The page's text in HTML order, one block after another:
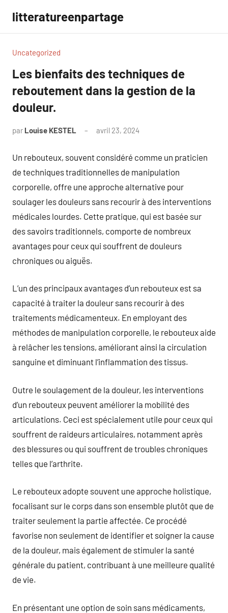
contenu
litteratureenpartage
Uncategorized
Les bienfaits des techniques de
reboutement dans la gestion de la
douleur.
par Louise KESTEL avril 23, 2024
Un rebouteux, souvent considéré comme un praticien
de techniques traditionnelles de manipulation
corporelle, offre une approche alternative pour
soulager les douleurs sans recourir à des interventions
médicales lourdes. Cette pratique, qui est basée sur
des savoirs traditionnels, comporte de nombreux
avantages pour ceux qui souffrent de douleurs
chroniques ou aiguës.
L’un des principaux avantages d’un rebouteux est sa
capacité à traiter la douleur sans recourir à des
traitements médicamenteux. En employant des
méthodes de manipulation corporelle, le rebouteux aide
à relâcher les tensions, améliorant ainsi la circulation
sanguine et diminuant l’inflammation des tissus.
Outre le soulagement de la douleur, les interventions
d’un rebouteux peuvent améliorer la mobilité des
articulations. Ceci est spécialement utile pour ceux qui
souffrent de raideurs articulaires, notamment après
des blessures ou qui souffrent de troubles chroniques
telles que l’arthrite.
Le rebouteux adopte souvent une approche holistique,
focalisant sur le corps dans son ensemble plutôt que de
traiter seulement la partie affectée. Ce procédé
favorise non seulement de identifier et soigner la cause
de la douleur, mais également de stimuler la santé
générale du patient, contribuant à une meilleure qualité
de vie.
En présentant une option de soin sans médicaments,